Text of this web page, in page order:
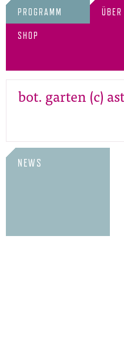
PROGRAMM ÜBER
SHOP
bot. garten (c)
NEWS